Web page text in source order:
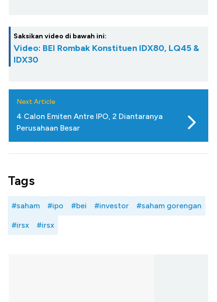
Saksikan video di bawah ini:
Video: BEI Rombak Konstituen IDX80, LQ45 &
IDX30
Next Article
4 Calon Emiten Antre IPO, 2 Diantaranya
Perusahaan Besar
Tags
#saham #ipo #bei #investor #saham gorengan
#irsx #irsx